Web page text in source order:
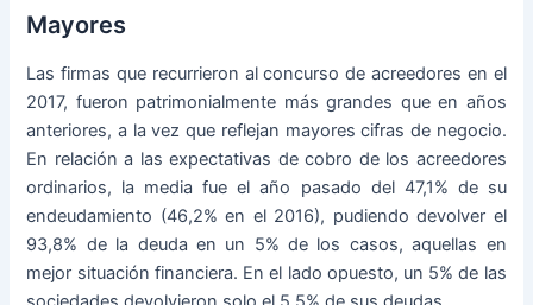
Mayores
Las firmas que recurrieron al concurso de acreedores en el
2017, fueron patrimonialmente más grandes que en años
anteriores, a la vez que reflejan mayores cifras de negocio.
En relación a las expectativas de cobro de los acreedores
ordinarios, la media fue el año pasado del 47,1% de su
endeudamiento (46,2% en el 2016), pudiendo devolver el
93,8% de la deuda en un 5% de los casos, aquellas en
mejor situación financiera. En el lado opuesto, un 5% de las